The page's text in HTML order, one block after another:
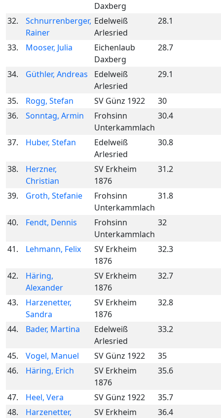
Daxberg
32.
Schnurrenberger,
Rainer
Edelweiß
Arlesried
28.1
33. Mooser, Julia
Eichenlaub
Daxberg
28.7
34. Güthler, Andreas
Edelweiß
Arlesried
29.1
35. Rogg, Stefan SV Günz 1922
30
36.
Sonntag, Armin
Frohsinn
Unterkammlach
30.4
37. Huber, Stefan
Edelweiß
Arlesried
30.8
38.
Herzner,
Christian
SV Erkheim
1876
31.2
39. Groth, Stefanie
Frohsinn
Unterkammlach
31.8
40. Fendt, Dennis
Frohsinn
Unterkammlach
32
41. Lehmann, Felix
SV Erkheim
1876
32.3
42.
Häring,
Alexander
SV Erkheim
1876
32.7
43.
Harzenetter,
Sandra
SV Erkheim
1876
32.8
44. Bader, Martina
Edelweiß
Arlesried
33.2
45. Vogel, Manuel SV Günz 1922
35
46.
Häring, Erich
SV Erkheim
1876
35.6
47. Heel, Vera SV Günz 1922
35.7
48.
Harzenetter,
SV Erkheim
36.4